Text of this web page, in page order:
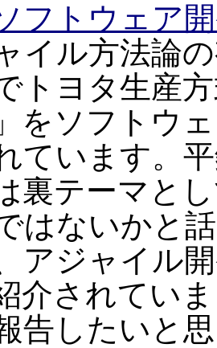
フトウェア
イル方法論
トヨタ生産
をソフトウ
ています。
裏テーマと
はないかと
アジャイル
介されてい
告したいと